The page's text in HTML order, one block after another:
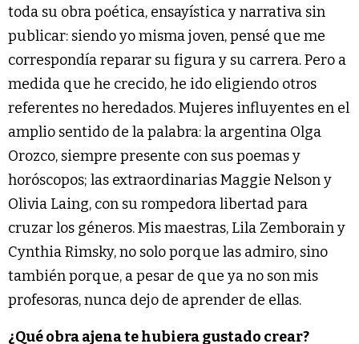
toda su obra poética, ensayística y narrativa sin
publicar: siendo yo misma joven, pensé que me
correspondía reparar su figura y su carrera. Pero a
medida que he crecido, he ido eligiendo otros
referentes no heredados. Mujeres influyentes en el
amplio sentido de la palabra: la argentina Olga
Orozco, siempre presente con sus poemas y
horóscopos; las extraordinarias Maggie Nelson y
Olivia Laing, con su rompedora libertad para
cruzar los géneros. Mis maestras, Lila Zemborain y
Cynthia Rimsky, no solo porque las admiro, sino
también porque, a pesar de que ya no son mis
profesoras, nunca dejo de aprender de ellas.
¿Qué obra ajena te hubiera gustado crear?